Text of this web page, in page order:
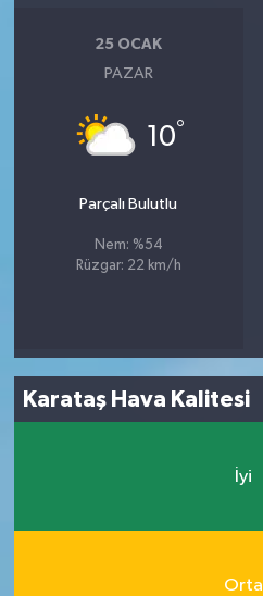
25 OCAK
PAZAR
10°
Parçalı Bulutlu
Nem: %54
Rüzgar: 22 km/h
Karataş Hava Kalitesi
İyi
Orta